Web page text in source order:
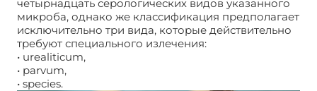
четырнадцать серологических видов указанного
микроба, однако же классификация предполагает
исключительно три вида, которые действительно
требуют специального излечения:
• urealiticum,
• parvum,
• species.